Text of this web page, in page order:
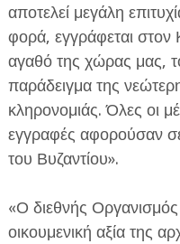
αποτελεί μεγάλη
φορά, εγγράφεται στον
αγαθό της χώρας μας,
παράδειγμα της
κληρονομιάς. Όλες οι
εγγραφές αφορούσαν
του Βυζαντίου».
«Ο διεθνής
οικουμενική αξία της